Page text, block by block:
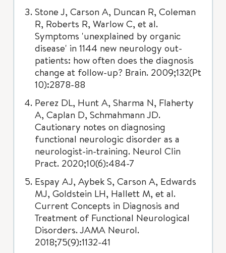
Stone J, Carson A, Duncan R, Coleman
R, Roberts R, Warlow C, et al.
Symptoms 'unexplained by organic
disease' in 1144 new neurology out-
patients: how often does the diagnosis
change at follow-up? Brain. 2009;132(Pt
10):2878-88
Perez DL, Hunt A, Sharma N, Flaherty
A, Caplan D, Schmahmann JD.
Cautionary notes on diagnosing
functional neurologic disorder as a
neurologist-in-training. Neurol Clin
Pract. 2020;10(6):484-7
Espay AJ, Aybek S, Carson A, Edwards
MJ, Goldstein LH, Hallett M, et al.
Current Concepts in Diagnosis and
Treatment of Functional Neurological
Disorders. JAMA Neurol.
2018;75(9):1132-41